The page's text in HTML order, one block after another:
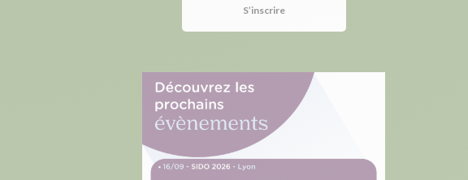
S’inscrire